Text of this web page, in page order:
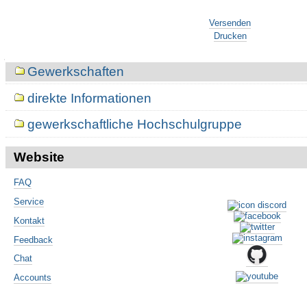
Versenden
Drucken
NavigationGewerkschaften
direkte Informationen
gewerkschaftliche Hochschulgruppe
Website
FAQ
Service
Kontakt
Feedback
Chat
Accounts